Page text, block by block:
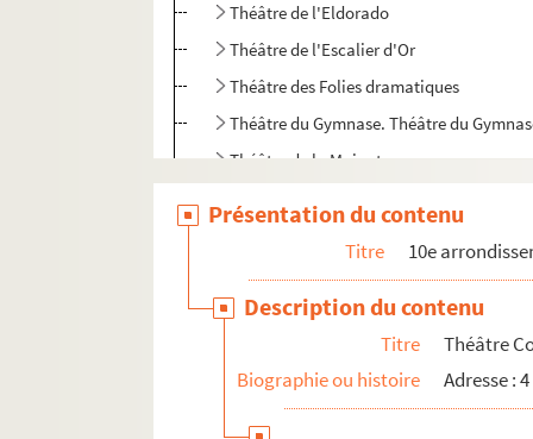
Théâtre de l'Eldorado
Théâtre de l'Escalier d'Or
Théâtre des Folies dramatiques
Théâtre du Gymnase. Théâtre du
Théâtre de la Mainate
Théâtre de la Porte-Saint-Martin
Théâtre de la Renaissance
Théâtre de la Scala
11e arrondissement
Présentation du contenu
Titre 10e
Description du contenu
Titre
Théâtre
Biographie ou histoire
Adresse :